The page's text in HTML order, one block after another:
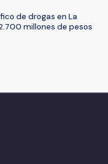
de drogas en La
millones de pesos